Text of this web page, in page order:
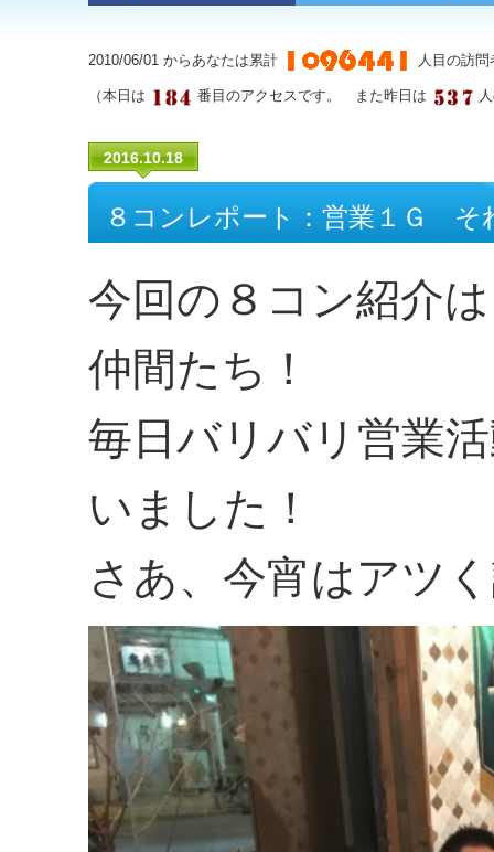
2010/06/01 からあなたは累計 人目の訪
（本日は 番目のアクセスです。 また昨日は
2016.10.18
８コンレポート：営業１Ｇ そ
今回の８コン紹介
仲間たち！
毎日バリバリ営業
いました！
さあ、今宵はアツ